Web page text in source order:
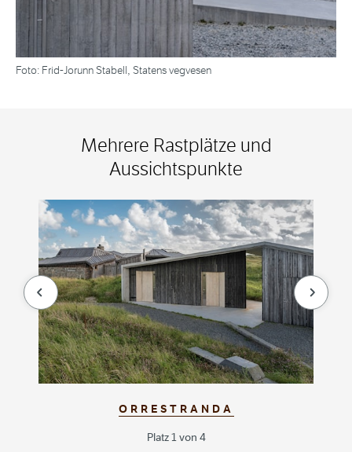
Foto: Frid-Jorunn Stabell, Statens vegvesen
Mehrere Rastplätze und
Aussichtspunkte
null
ORRESTRANDA
Platz 1 von 4
null